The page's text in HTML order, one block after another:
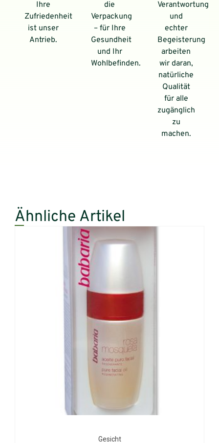
Ihre
Zufriedenheit
ist unser
Antrieb.
die
Verpackung
– für Ihre
Gesundheit
und Ihr
Wohlbefinden.
Verantwortung
und
echter
Begeisterung
arbeiten
wir daran,
natürliche
Qualität
für alle
zugänglich
zu
machen.
Ähnliche Artikel
Gesicht